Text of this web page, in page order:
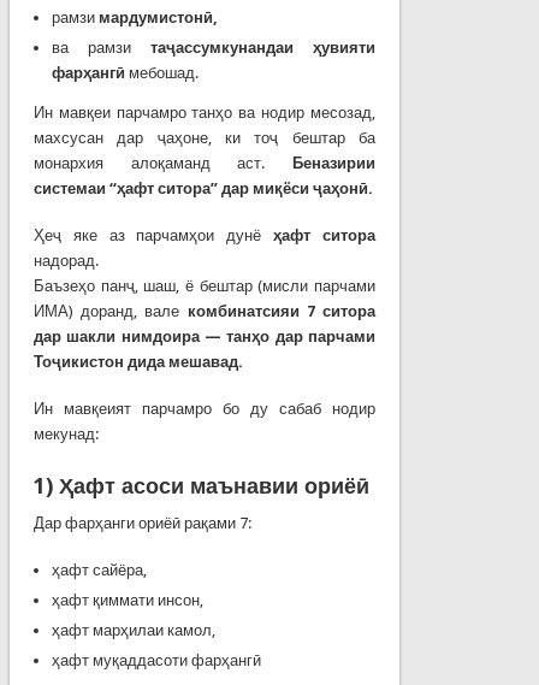
рамзи мардумистонӣ
ва рамзи таҷассумкунандаи ҳувияти
фарҳангӣ мебошад.
Ин мавқеи парчамро танҳо ва нодир месозад,
махсусан дар ҷаҳоне, ки тоҷ бештар ба
монархия алоқаманд аст.Беназирии
системаи “ҳафт ситора” дар миқёси ҷаҳонӣ.
Ҳеҷ яке аз парчамҳои дунёҳафт
ситора
надорад.
Баъзеҳо панҷ, шаш, ё бештар (мисли парчами
ИМА) доранд, вале комбинатсияи 7 ситора
дар шакли нимдоира — танҳо дарпарчами
Тоҷикистон дида мешавад.
Ин мавқеият парчамро бо ду сабаб нодир
мекунад:
1) Ҳафт асоси маънавии ориёӣ
Дар фарҳанги ориёӣ рақами 7:
ҳафт сайёра,
ҳафт қиммати инсон,
ҳафт марҳилаи камол,
ҳафт муқаддасоти фарҳангӣ